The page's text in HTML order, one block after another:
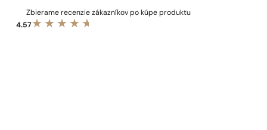
Zbierame recenzie zákazníkov po kúpe produktu
4.57